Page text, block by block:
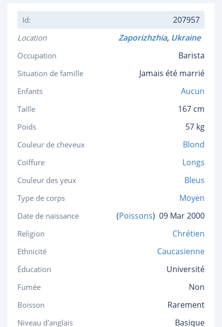
Id: 207957
Location Zaporizhzhia, Ukraine
Occupation Barista
Situation de famille Jamais été marrié
Enfants Aucun
Taille 167 cm
Poids 57 kg
Couleur de cheveux Blond
Coiffure Longs
Couleur des yeux Bleus
Type de corps Moyen
Date de naissance (Poissons) 09 Mar 2000
Religion Chrétien
Ethnicité Caucasienne
Éducation Université
Fumée Non
Boisson Rarement
Niveau d'anglais Basique